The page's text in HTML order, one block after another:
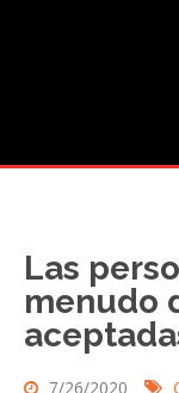
Las
menudo
7/26/2020